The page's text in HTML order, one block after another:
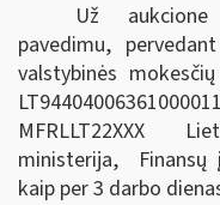
Už
pavedimu,
valstybinės
MFRLLT22XXX
ministerija, Finansų
kaip per 3 darbo